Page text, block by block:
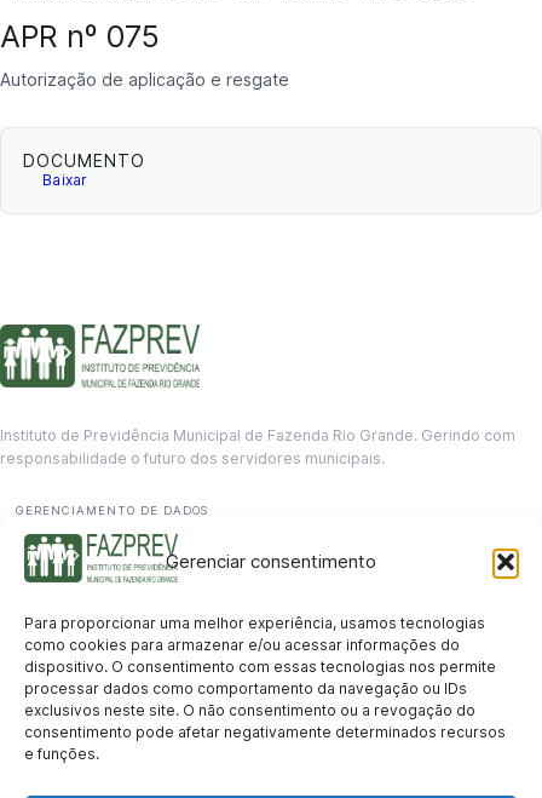
Gerenciar consentimento
Para proporcionar uma melhor experiência, usamos tecnologias
como cookies para armazenar e/ou acessar informações do
dispositivo. O consentimento com essas tecnologias nos permite
processar dados como comportamento da navegação ou IDs
exclusivos neste site. O não consentimento ou a revogação do
consentimento pode afetar negativamente determinados recursos
e funções.
APR nº 075
Autorização de aplicação e resgate
DOCUMENTO
Baixar
Instituto de Previdência Municipal de Fazenda Rio Grande. Gerindo com
responsabilidade o futuro dos servidores municipais.
GERENCIAMENTO DE DADOS
Departamento de informação
contato@fazprev.pr.gov.br
(41) 3995-2146
Serviços
Aposentadoria Pensão por Morte Benefício por Invalidez Auxílio Doença
Holerite Online Protocolo Online
Transparência
Portal da Transparência